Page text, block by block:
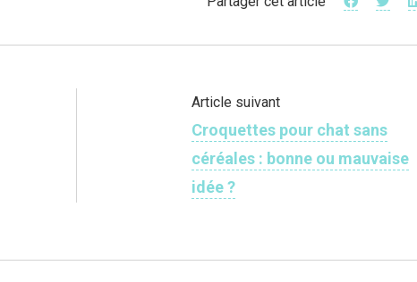
Article suivant
Croquettes pour chat sans
céréales : bonne ou mauvaise
idée ?